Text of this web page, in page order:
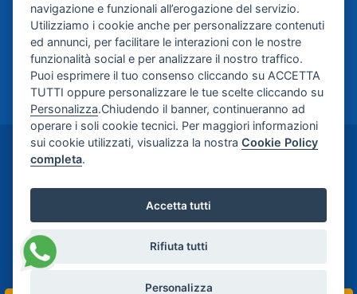
navigazione e funzionali all’erogazione del servizio.
Utilizziamo i cookie anche per personalizzare contenuti
ed annunci, per facilitare le interazioni con le nostre
funzionalità social e per analizzare il nostro traffico.
Puoi esprimere il tuo consenso cliccando su ACCETTA
TUTTI oppure personalizzare le tue scelte cliccando su
Personalizza.Chiudendo il banner, continueranno ad
operare i soli cookie tecnici. Per maggiori informazioni
sui cookie utilizzati, visualizza la nostraCookie Policy
completa.
Accetta tutti
Rifiuta tutti
Personalizza
©2024-2026 Casa di Cura Maria Rosaria S.p.A. -